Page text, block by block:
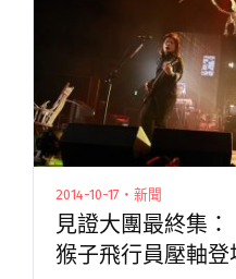
2014-10-17・新聞
見證大團最終集：
猴子飛行員壓軸登